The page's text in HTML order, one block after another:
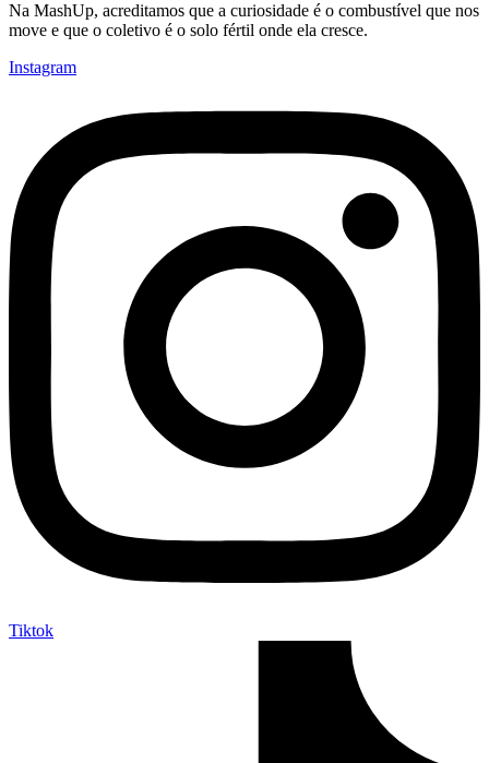
Na MashUp, acreditamos que a curiosidade é o combustível que nos
move e que o coletivo é o solo fértil onde ela cresce.
Instagram
Tiktok